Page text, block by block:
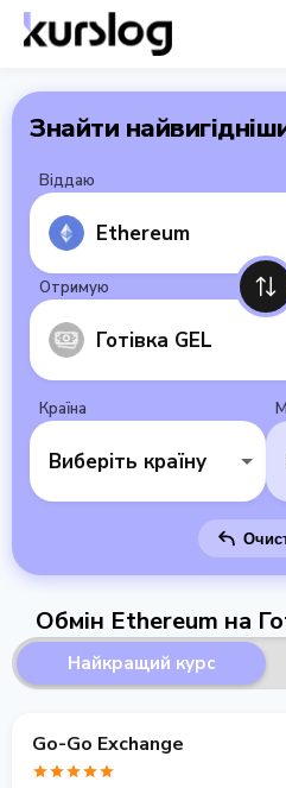
Знайти
Віддаю
Ethereum
Отримую
Готівка GEL
Країна
Виберіть країну
Обмін Ethereum на
Найкращий курс
Go-Go Exchange